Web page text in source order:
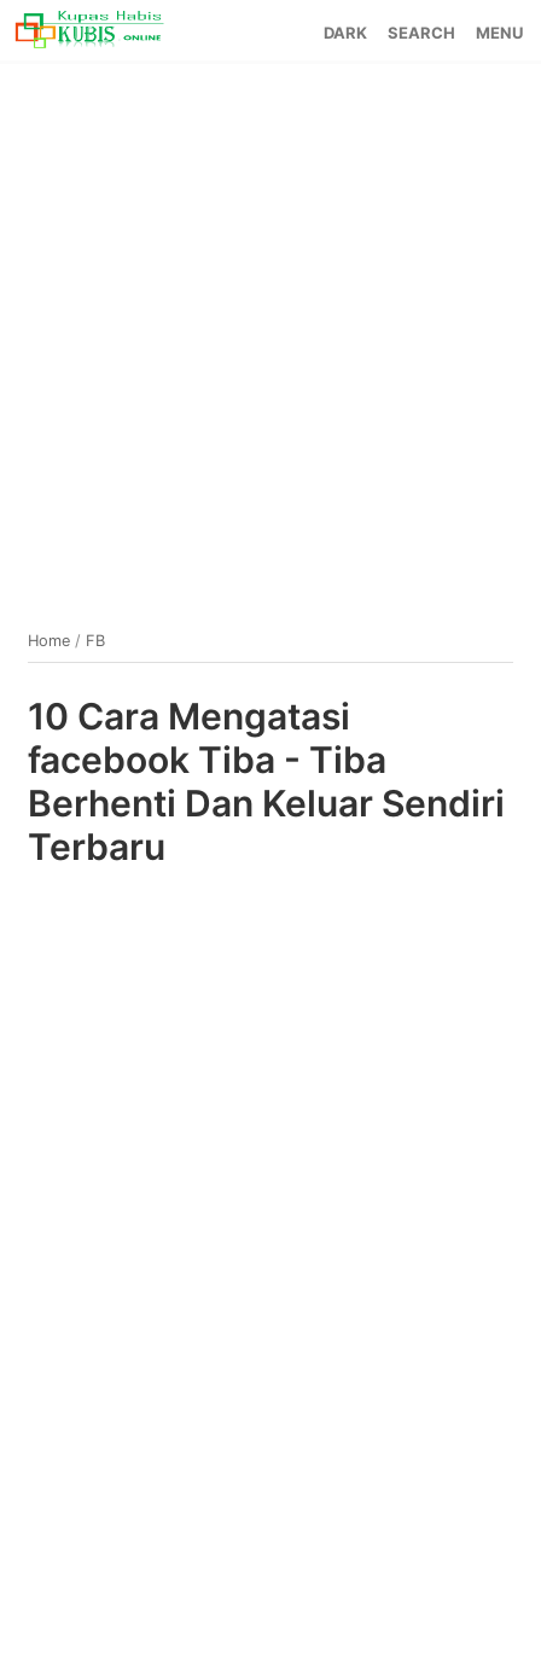
SEARCH MENU
Home / FB
10 Cara Mengatasi
facebook Tiba - Tiba
Berhenti Dan Keluar Sendiri
Terbaru